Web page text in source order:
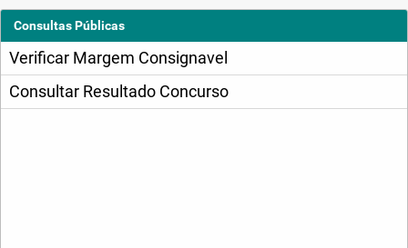
Consultas Públicas
Verificar Margem Consignavel
Consultar Resultado Concurso